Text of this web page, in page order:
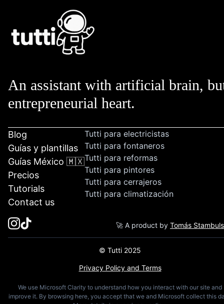
An assistant with artificial brain,
entrepreneurial heart.
Blog
Guías y plantillas
Guías México 🇲🇽
Precios
Tutorials
Contact us
Tutti para electricistas
Tutti para fontaneros
Tutti para reformas
Tutti para pintores
Tutti para cerrajeros
Tutti para climatización
🚀 A product by Tomás
© Tutti 2025
Privacy Policy and Terms
We use Microsoft Clarity to understand how you interact with our site and
improve it. By browsing here, you accept that we and Microsoft collect this